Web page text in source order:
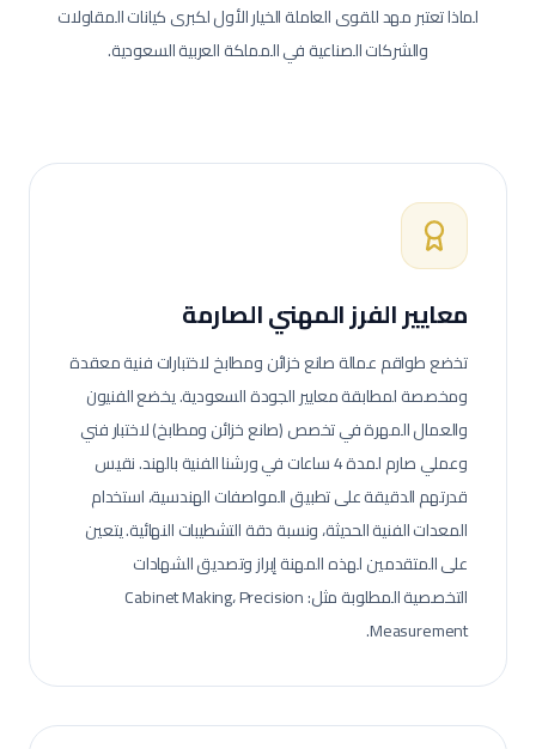
لماذا تعتبر مهد للقوى العاملة الخيار الأول لكبرى كيانات المقاولات
والشركات الصناعية في المملكة العربية السعودية.
معايير الفرز المهني الصارمة
تخضع طواقم عمالةصانع خزائن ومطابخلاختبارات فنية معقدة
ومخصصة لمطابقة معايير الجودة السعودية.يخضع الفنيون
والعمال المهرة في تخصص (صانع خزائن ومطابخ) لاختبار فني
وعملي صارم لمدة 4 ساعات في ورشنا الفنية بالهند. نقيس
قدرتهم الدقيقة على تطبيق المواصفات الهندسية، استخدام
المعدات الفنية الحديثة، ونسبة دقة التشطيبات النهائية.يتعين
على المتقدمين لهذه المهنة إبراز وتصديق الشهادات
التخصصية المطلوبة مثل: Cabinet Making، Precision
Measurement.